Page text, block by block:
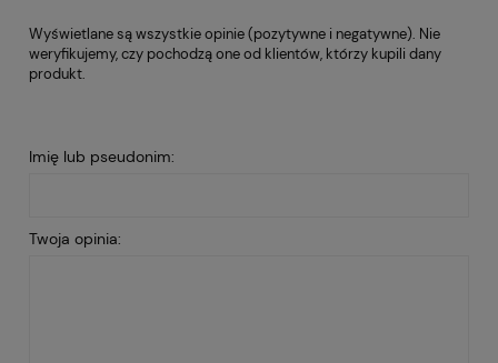
Wyświetlane są wszystkie opinie (pozytywne i negatywne). Nie
weryfikujemy, czy pochodzą one od klientów, którzy kupili dany
produkt.
Imię lub pseudonim:
Twoja opinia: